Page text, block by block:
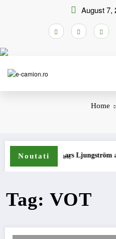
August 7,
Home
NoutatiLars Ljungström a fost
Tag: VOT